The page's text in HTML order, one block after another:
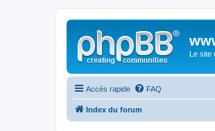
Le site
Accès rapide FAQ
Index du forum